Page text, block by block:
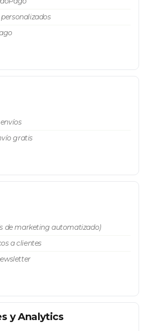
gratis
de marketing automatizado)
a clientes
y Analytics